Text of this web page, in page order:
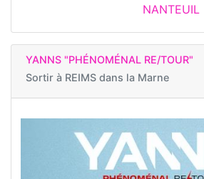
NANTEUIL
YANNS "PHÉNOMÉNAL RE/TOUR"
Sortir à REIMS dans la Marne